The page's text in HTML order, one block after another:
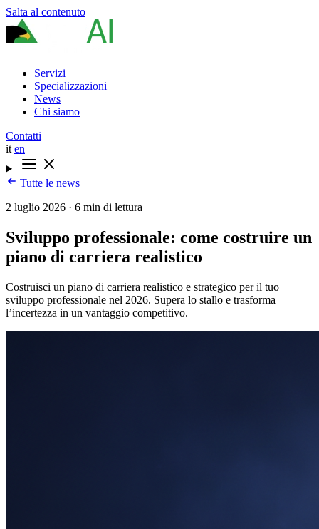
Salta al contenuto
Servizi
Specializzazioni
News
Chi siamo
Contatti
it en
Tutte le news
2 luglio 2026 · 6 min di lettura
Sviluppo professionale: come costruire un
piano di carriera realistico
Costruisci un piano di carriera realistico e strategico per il tuo
sviluppo professionale nel 2026. Supera lo stallo e trasforma
l’incertezza in un vantaggio competitivo.